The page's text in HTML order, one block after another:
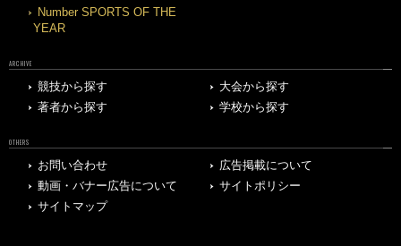
Number SPORTS OF THE
YEAR
ARCHIVE
競技から探す
大会から探す
著者から探す
学校から探す
OTHERS
お問い合わせ
広告掲載について
動画・バナー広告について
サイトポリシー
サイトマップ